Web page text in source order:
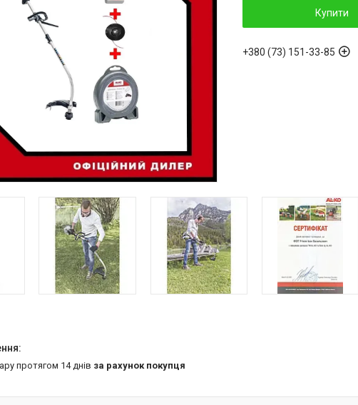
Купити
+380 (73) 151-33-85
протягом 14 днів за рахунок покупця